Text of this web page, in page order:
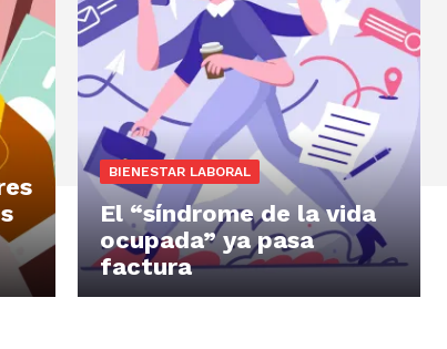
BIENESTAR LABORAL
El “síndrome de la vida
ocupada” ya pasa
factura